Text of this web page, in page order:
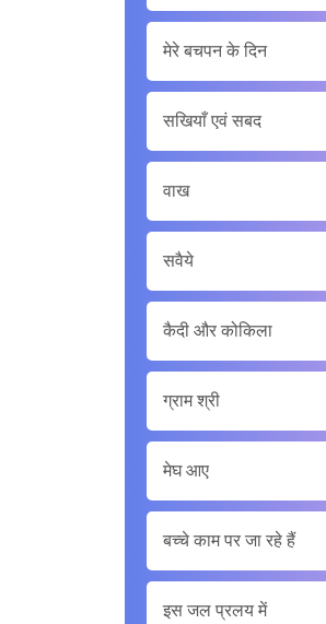
मेरे बचपन के दिन
सखियाँ एवं सबद
वाख
सवैये
कैदी और कोकिला
ग्राम श्री
मेघ आए
बच्चे काम पर जा रहे हैं
इस जल प्रलय में